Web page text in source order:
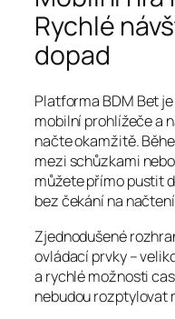
Rychlé
dopad
Platforma BDM Bet
mobilní prohlížeče a
načte okamžitě.
mezi schůzkami
můžete přímo pustit
bez čekání na
Zjednodušené
ovládací prvky –
a rychlé možnosti
nebudou rozptylovat